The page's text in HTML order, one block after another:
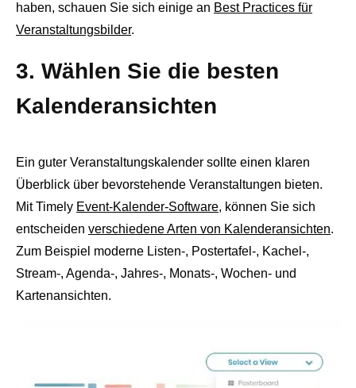
haben, schauen Sie sich einige an Best Practices für
Veranstaltungsbilder.
3. Wählen Sie die besten
Kalenderansichten
Ein guter Veranstaltungskalender sollte einen klaren
Überblick über bevorstehende Veranstaltungen bieten.
Mit Timely Event-Kalender-Software, können Sie sich
entscheiden verschiedene Arten von Kalenderansichten.
Zum Beispiel moderne Listen-, Postertafel-, Kachel-,
Stream-, Agenda-, Jahres-, Monats-, Wochen- und
Kartenansichten.